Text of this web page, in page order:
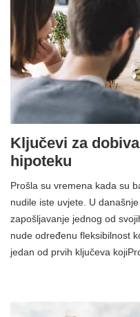
Ključevi za
hipoteku
Prošla su vremena kada su
nudile iste uvjete. U
zapošljavanje jednog od
nude određenu fleksibilnost
jedan od prvih ključeva